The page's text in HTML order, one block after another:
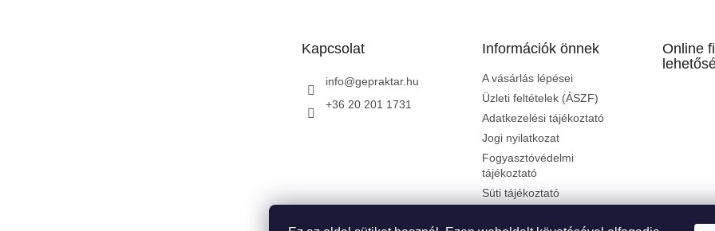
Kapcsolat
info@gepraktar.hu
+36 20 201 1731
Információk önnek
A vásárlás lépései
Üzleti feltételek (ÁSZF)
Adatkezelési tájékoztató
Jogi nyilatkozat
Fogyasztóvédelmi
tájékoztató
Süti tájékoztató
Online